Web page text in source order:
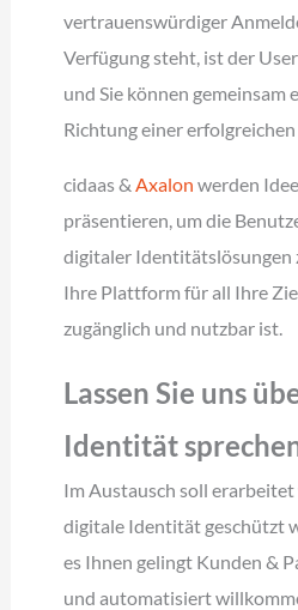
vertrauenswürdiger
Verfügung steht, ist der
und Sie können gemeinsam
Richtung einer
cidaas & Axalon werden
präsentieren, um die
digitaler Identitätslösungen
Ihre Plattform für all Ihre
zugänglich und nutzbar ist.
Lassen Sie uns
Identität
Im Austausch soll
digitale Identität geschützt
es Ihnen gelingt Kunden &
und automatisiert